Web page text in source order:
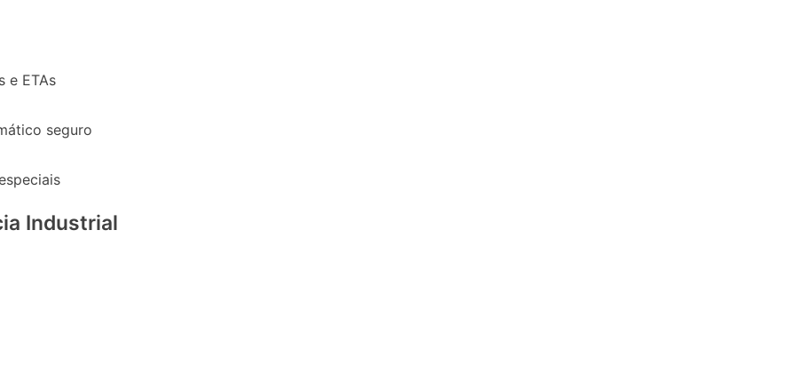
e ETAs
seguro
Industrial